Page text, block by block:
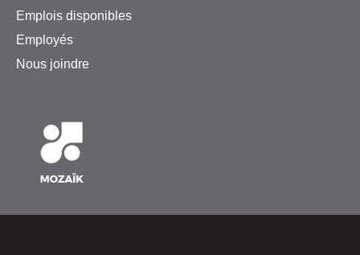
Emplois disponibles
Employés
Nous joindre